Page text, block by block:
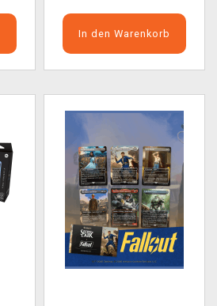
In den Warenkorb